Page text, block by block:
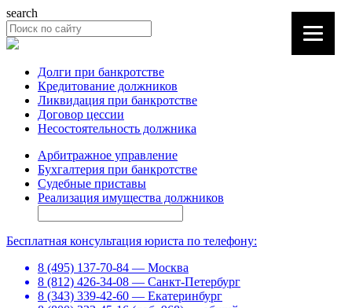
search
Долги при банкротстве
Кредитование должников
Ликвидация при банкротстве
Договор цессии
Несостоятельность должника
Арбитражное управление
Бухгалтерия при банкротстве
Судебные приставы
Реализация имущества должников
Бесплатная консультация юриста по телефону:
8 (495) 137-70-84 — Москва
8 (812) 426-34-08 — Санкт-Петербург
8 (343) 339-42-60 — Екатеринбург